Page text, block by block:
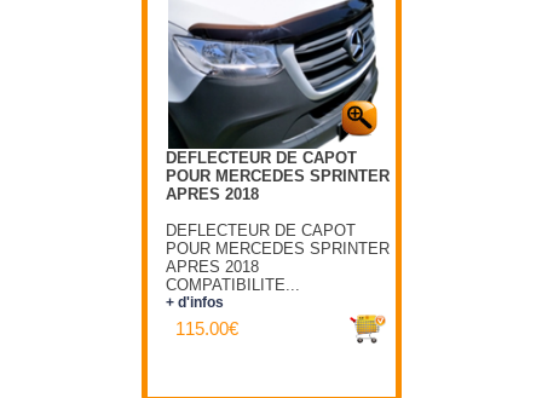
DEFLECTEUR DE CAPOT
POUR MERCEDES SPRINTER
APRES 2018
DEFLECTEUR DE CAPOT
POUR MERCEDES SPRINTER
APRES 2018
COMPATIBILITE...
+ d'infos
115.00€